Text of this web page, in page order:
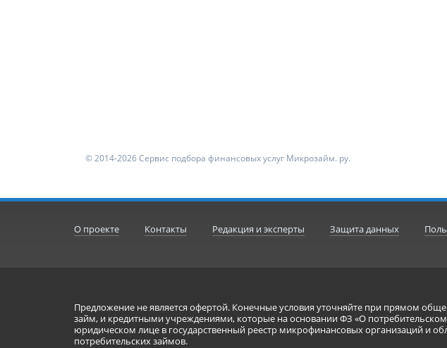
© 2014-2026 Сервис подбора финансовых услуг Микрозайм. ру.
О проекте Контакты Редакция и эксперты Защита данных
Предложение не является офертой. Конечные условия уточняйте при прямом
займ, и кредитными учреждениями, которые на основании ФЗ «О
юридическом лице в государственный реестр микрофинансовых организаций и
потребительских займов.